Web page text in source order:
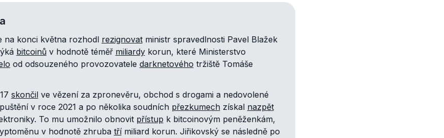
na konci května rozhodl rezignovatministr spravedlnosti Pavel Blažek
bitcoinův hodnotě téměř miliardykorun, které Ministerstvo
od odsouzeného provozovatele darknetového tržiště Tomáše
skončilve vězení za zpronevěru, obchod s drogami a nedovolené
v roce 2021 a po několika soudních přezkumechzískal nazpět
To mu umožnilo obnovit přístup k bitcoinovým peněženkám,
v hodnotě zhruba třímiliard korun. Jiřikovský se následně po